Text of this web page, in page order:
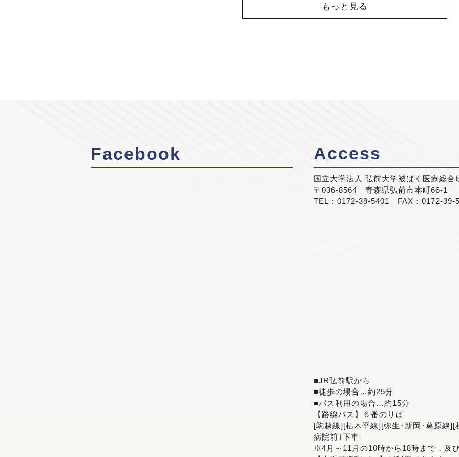
もっと見る
Facebook Access
国立大学法人 弘前大学被ばく医療総合
〒036-8564 青森県弘前市本町66-1
TEL：0172-39-5401 FAX：0172-39-
■JR弘前駅から
■徒歩の場合…約25分
■バス利用の場合…約15分
【路線バス】６番のりば
[駒越線][枯木平線][弥生･新岡･葛原線
病院前｣下車
※4月～11月の10時から18時まで，及